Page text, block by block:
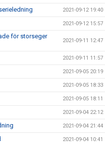
2021-09-12 19:40
2021-09-12 15:57
för storseger
2021-09-11 12:47
2021-09-11 11:57
2021-09-05 20:19
2021-09-05 18:33
2021-09-05 18:11
2021-09-04 22:12
2021-09-04 21:44
2021-09-04 10:41